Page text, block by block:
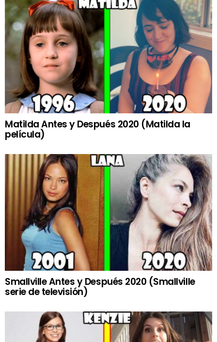
Matilda Antes y Después 2020 (Matilda la
película)
Smallville Antes y Después 2020 (Smallville
serie de televisión)